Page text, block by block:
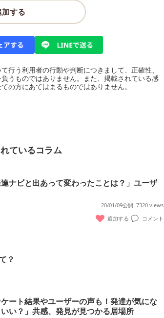
加する
行う利用者の行動や判断につきまして、正確性、
うものではありません。また、掲載されている感
の方にあてはまるものではありません。
ているコラム
ナビと出あって変わったことは？」ユーザ
20/01/09公開 7320 views
追加する
コメント
？
ート結果やユーザーの声も！発達が気にな
い？」共感、発見が見つかる居場所